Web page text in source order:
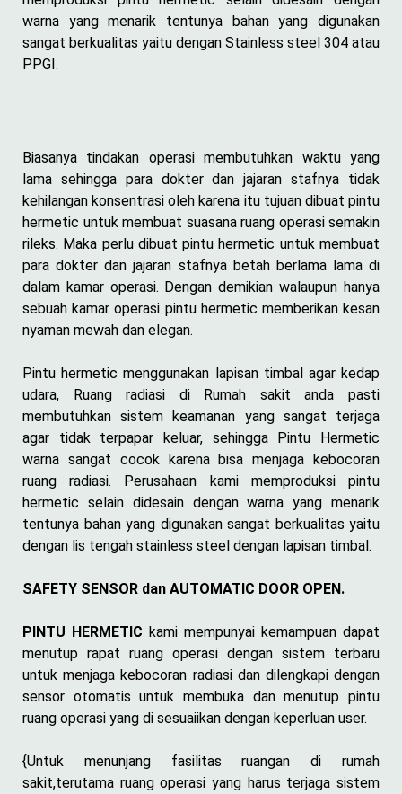
warna yang menarik tentunya bahan yang digunakan
sangat berkualitas yaitu dengan Stainless steel 304 atau
PPGI.
Biasanya tindakan operasi membutuhkan waktu yang
lama sehingga para dokter dan jajaran stafnya tidak
kehilangan konsentrasi oleh karena itu tujuan dibuat pintu
hermetic untuk membuat suasana ruang operasi semakin
rileks. Maka perlu dibuat pintu hermetic untuk membuat
para dokter dan jajaran stafnya betah berlama lama di
dalam kamar operasi. Dengan demikian walaupun hanya
sebuah kamar operasi pintu hermetic memberikan kesan
nyaman mewah dan elegan.
Pintu hermetic menggunakan lapisan timbal agar kedap
udara, Ruang radiasi di Rumah sakit anda pasti
membutuhkan sistem keamanan yang sangat terjaga
agar tidak terpapar keluar, sehingga Pintu Hermetic
warna sangat cocok karena bisa menjaga kebocoran
ruang radiasi. Perusahaan kami memproduksi pintu
hermetic selain didesain dengan warna yang menarik
tentunya bahan yang digunakan sangat berkualitas yaitu
dengan lis tengah stainless steel dengan lapisan timbal.
SAFETY SENSOR dan AUTOMATIC DOOR OPEN.
PINTU HERMETIC kami mempunyai kemampuan dapat
menutup rapat ruang operasi dengan sistem terbaru
untuk menjaga kebocoran radiasi dan dilengkapi dengan
sensor otomatis untuk membuka dan menutup pintu
ruang operasi yang di sesuaiikan dengan keperluan user.
{Untuk menunjang fasilitas ruangan di rumah
sakit,terutama ruang operasi yang harus terjaga sistem